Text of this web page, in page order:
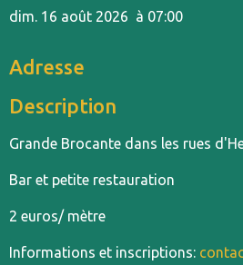
dim. 16 août 2026 à 07:00
Adresse
Description
Grande Brocante dans les rues
Bar et petite restauration
2 euros/ mètre
Informations et inscriptions: